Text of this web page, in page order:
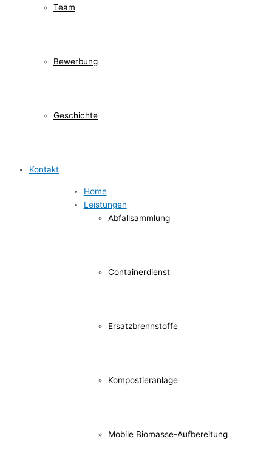
Team
Bewerbung
Geschichte
Kontakt
Home
Leistungen
Abfallsammlung
Containerdienst
Ersatzbrennstoffe
Kompostieranlage
Mobile Biomasse-Aufbereitung